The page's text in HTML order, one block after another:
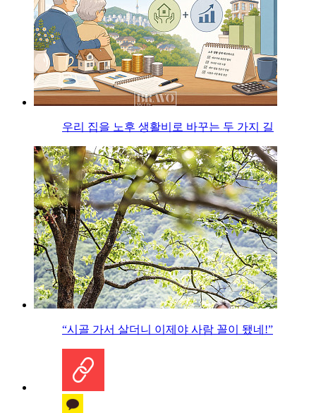
우리 집을 노후 생활비로 바꾸는 두 가지 길
“시골 가서 살더니 이제야 사람 꼴이 됐네!”